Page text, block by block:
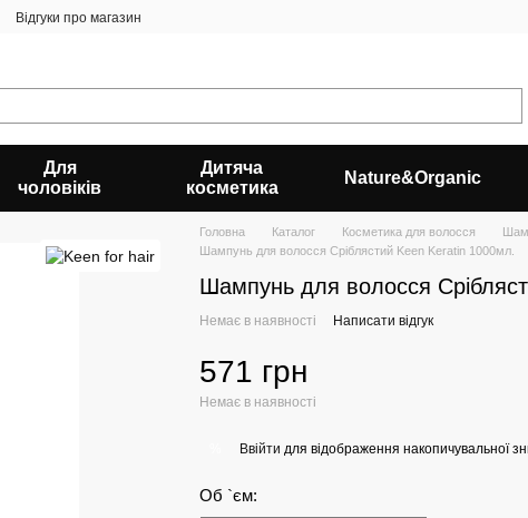
Відгуки про магазин
Для
чоловіків
Дитяча
косметика
Nature&Organic
Головна Каталог Косметика для волосся
Шампунь для волосся Сріблястий Keen Keratin 1000мл.
Шампунь для волосся
Немає в наявності Написати відгук
571 грн
Немає в наявності
Ввійти для відображення накопичувальної
Об `єм: